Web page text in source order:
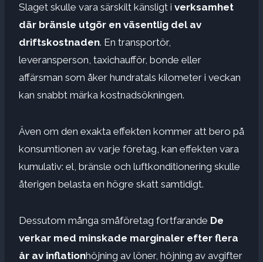
Slaget skulle vara särskilt känsligt i verksamhet
där bränsle utgör en väsentlig del av
driftskostnaden. En transportör,
leveransperson, taxichaufför, bonde eller
affärsman som åker hundratals kilometer i veckan
kan snabbt märka kostnadsökningen.
Även om den exakta effekten kommer att bero på
konsumtionen av varje företag, kan effekten vara
kumulativ: el, bränsle och luftkonditionering skulle
återigen belasta en högre skatt samtidigt.
Dessutom många småföretag fortfarande De
verkar med minskade marginaler efter flera
år av inflationhöjning av löner, höjning av avgifter